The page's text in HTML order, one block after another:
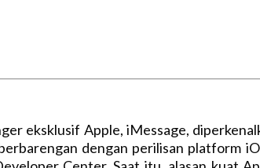
eksklusif Apple, iMessage,
dengan perilisan platform